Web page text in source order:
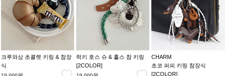
크루와상 초콜렛 키링 & 참장
식
럭키 호스 슈 & 홀스 참 키링
[2COLOR]
CHARM
초코 퍼피 키링 참장식
[2COLOR]